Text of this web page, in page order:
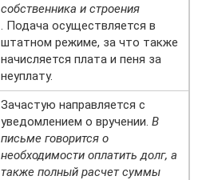
собственника и строения
. Подача осуществляется в
штатном режиме, за что также
начисляется плата и пеня за
неуплату.
Зачастую направляется с
уведомлением о вручении. В
письме говорится о
необходимости оплатить долг, а
также полный расчет суммы